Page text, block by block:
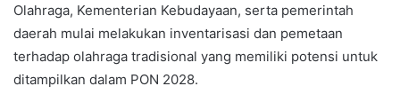
Olahraga, Kementerian Kebudayaan, serta pemerintah
daerah mulai melakukan inventarisasi dan pemetaan
terhadap olahraga tradisional yang memiliki potensi untuk
ditampilkan dalam PON 2028.